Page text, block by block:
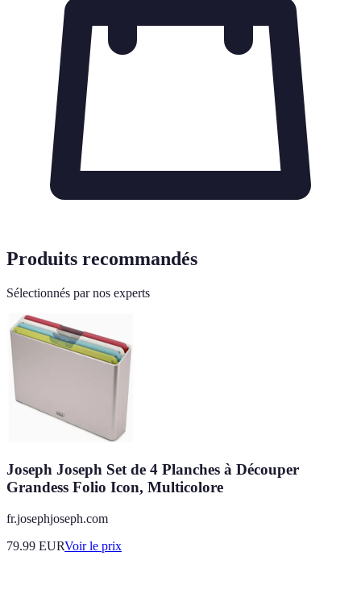
Produits recommandés
Sélectionnés par nos experts
Joseph Joseph Set de 4 Planches à Découper
Grandess Folio Icon, Multicolore
fr.josephjoseph.com
79.99 EURVoir le prix